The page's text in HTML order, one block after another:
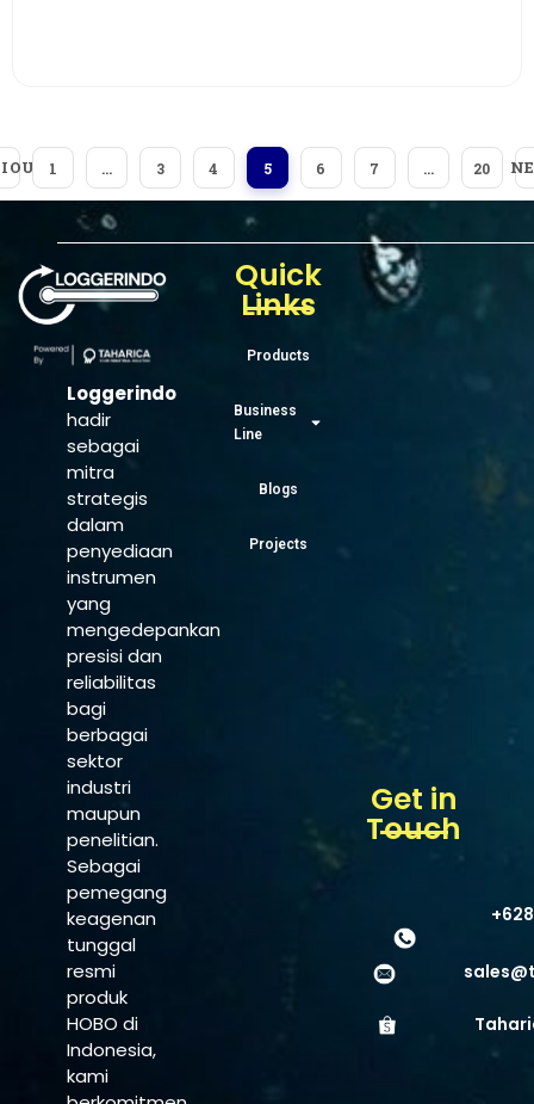
1 … 3 4 5 6 7 … 20
Loggerindo
hadir
sebagai
mitra
strategis
dalam
penyediaan
instrumen
yang
mengedepankan
presisi dan
reliabilitas
bagi
berbagai
sektor
industri
maupun
penelitian.
Sebagai
pemegang
keagenan
tunggal
resmi
produk
HOBO di
Indonesia,
kami
Quick
Links
Products
Business
Line
Blogs
Projects
Get in
Touch